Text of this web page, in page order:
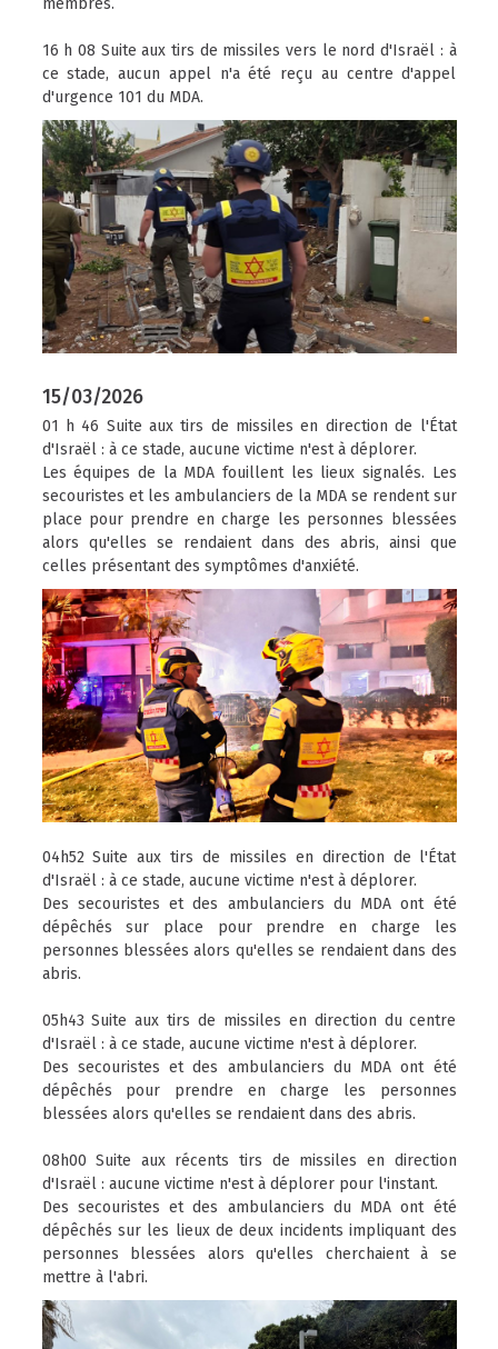
membres.
16 h 08 Suite aux tirs de missiles vers le nord d'Israël : à
ce stade, aucun appel n'a été reçu au centre d'appel
d'urgence 101 du MDA.
15/03/2026
01 h 46 Suite aux tirs de missiles en direction de l'État
d'Israël : à ce stade, aucune victime n'est à déplorer.
Les équipes de la MDA fouillent les lieux signalés. Les
secouristes et les ambulanciers de la MDA se rendent sur
place pour prendre en charge les personnes blessées
alors qu'elles se rendaient dans des abris, ainsi que
celles présentant des symptômes d'anxiété.
04h52 Suite aux tirs de missiles en direction de l'État
d'Israël : à ce stade, aucune victime n'est à déplorer.
Des secouristes et des ambulanciers du MDA ont été
dépêchés sur place pour prendre en charge les
personnes blessées alors qu'elles se rendaient dans des
abris.
05h43 Suite aux tirs de missiles en direction du centre
d'Israël : à ce stade, aucune victime n'est à déplorer.
Des secouristes et des ambulanciers du MDA ont été
dépêchés pour prendre en charge les personnes
blessées alors qu'elles se rendaient dans des abris.
08h00 Suite aux récents tirs de missiles en direction
d'Israël : aucune victime n'est à déplorer pour l'instant.
Des secouristes et des ambulanciers du MDA ont été
dépêchés sur les lieux de deux incidents impliquant des
personnes blessées alors qu'elles cherchaient à se
mettre à l'abri.